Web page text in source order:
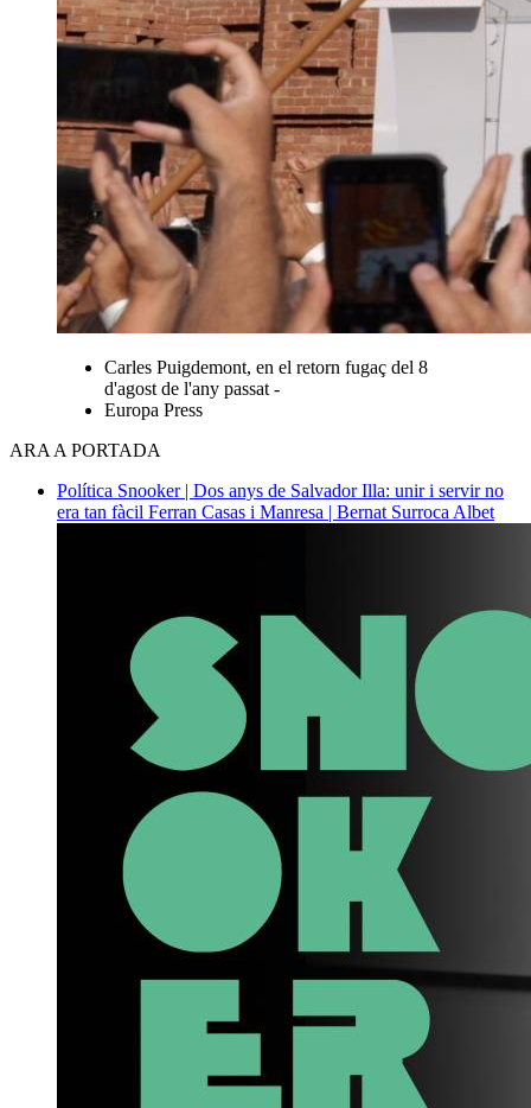
Carles Puigdemont, en el retorn fugaç del 8
d'agost de l'any passat -
Europa Press
ARA A PORTADA
Política Snooker | Dos anys de Salvador Illa: unir i servir no
era tan fàcil Ferran Casas i Manresa | Bernat Surroca Albet